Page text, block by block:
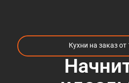
Кухни на заказ от